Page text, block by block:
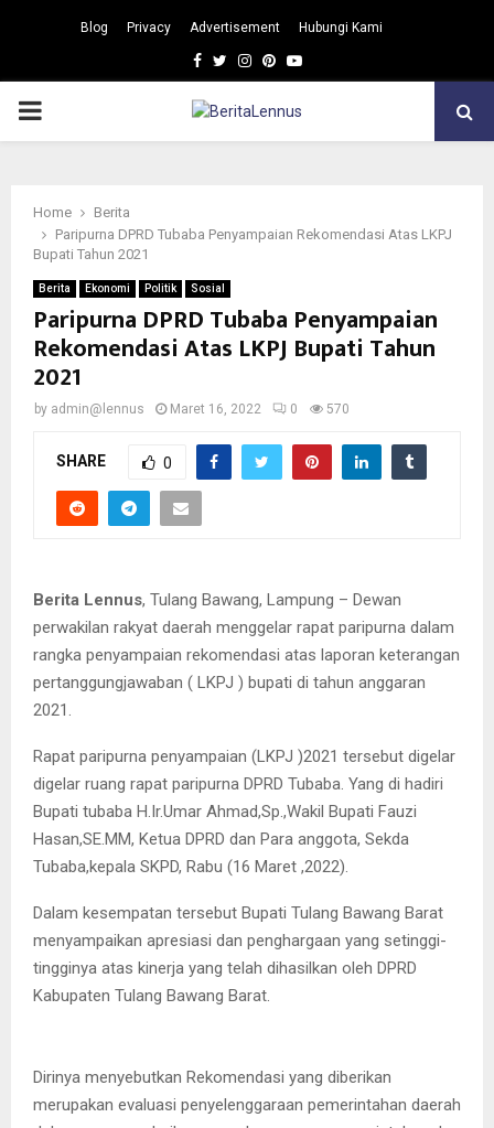
Blog Privacy Advertisement Hubungi Kami
Facebook
TwitterInstagram
Pinterest
Youtube
PRIMARY
Home
Berita
Paripurna DPRD Tubaba Penyampaian Rekomendasi Atas LKPJ
Bupati Tahun 2021
Berita Ekonomi Politik Sosial
Paripurna DPRD Tubaba Penyampaian
Rekomendasi Atas LKPJ Bupati Tahun
2021
by admin@lennus Maret 16, 2022 0 570
SHARE 0
Berita Lennus, Tulang Bawang, Lampung – Dewan
perwakilan rakyat daerah menggelar rapat paripurna dalam
rangka penyampaian rekomendasi atas laporan keterangan
pertanggungjawaban ( LKPJ ) bupati di tahun anggaran
2021.
Rapat paripurna penyampaian (LKPJ )2021 tersebut digelar
digelar ruang rapat paripurna DPRD Tubaba. Yang di hadiri
Bupati tubaba H.Ir.Umar Ahmad,Sp.,Wakil Bupati Fauzi
Hasan,SE.MM, Ketua DPRD dan Para anggota, Sekda
Tubaba,kepala SKPD, Rabu (16 Maret ,2022).
Dalam kesempatan tersebut Bupati Tulang Bawang Barat
menyampaikan apresiasi dan penghargaan yang setinggi-
tingginya atas kinerja yang telah dihasilkan oleh DPRD
Kabupaten Tulang Bawang Barat.
Dirinya menyebutkan Rekomendasi yang diberikan
merupakan evaluasi penyelenggaraan pemerintahan daerah